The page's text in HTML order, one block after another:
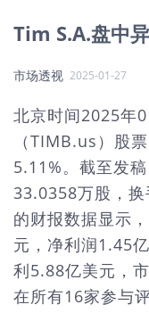
Tim S.A.盘中
市场透视 2025-01-27
北京时间2025年
（TIMB.us）股
5.11%。截至发
33.0358万股，
的财报数据显示
元，净利润1.45
利5.88亿美元，
在所有16家参与